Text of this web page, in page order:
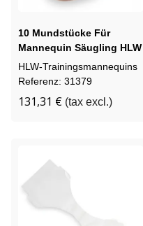
10 Mundstücke Für
Mannequin Säugling HLW
Kevin
HLW-Trainingsmannequins
Referenz: 31379
131,31 € (tax excl.)